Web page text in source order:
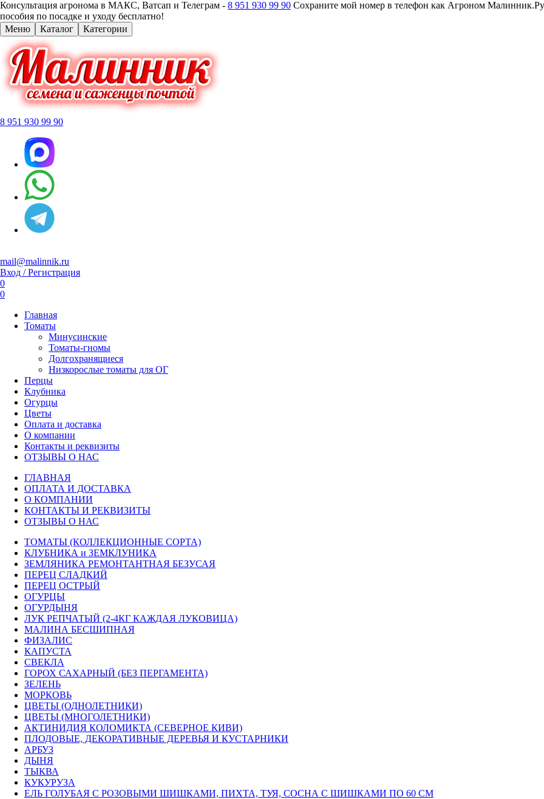
Консультация агронома в МАКС, Ватсап и Телеграм - 8 951 930 99 90 Сохраните мой номер в телефон как Агроном
пособия по посадке и уходу бесплатно!
Меню
Каталог Категории
8 951 930 99 90
mail@malinnik.ru
Вход / Регистрация
0
0
Главная
Томаты
Минусинские
Томаты-гномы
Долгохранящиеся
Низкорослые томаты для ОГ
Перцы
Клубника
Огурцы
Цветы
Оплата и доставка
О компании
Контакты и реквизиты
ОТЗЫВЫ О НАС
ГЛАВНАЯ
ОПЛАТА И ДОСТАВКА
О КОМПАНИИ
КОНТАКТЫ И РЕКВИЗИТЫ
ОТЗЫВЫ О НАС
ТОМАТЫ (КОЛЛЕКЦИОННЫЕ СОРТА)
КЛУБНИКА и ЗЕМКЛУНИКА
ЗЕМЛЯНИКА РЕМОНТАНТНАЯ БЕЗУСАЯ
ПЕРЕЦ СЛАДКИЙ
ПЕРЕЦ ОСТРЫЙ
ОГУРЦЫ
ОГУРДЫНЯ
ЛУК РЕПЧАТЫЙ (2-4КГ КАЖДАЯ ЛУКОВИЦА)
МАЛИНА БЕСШИПНАЯ
ФИЗАЛИС
КАПУСТА
СВЕКЛА
ГОРОХ САХАРНЫЙ (БЕЗ ПЕРГАМЕНТА)
ЗЕЛЕНЬ
МОРКОВЬ
ЦВЕТЫ (ОДНОЛЕТНИКИ)
ЦВЕТЫ (МНОГОЛЕТНИКИ)
АКТИНИДИЯ КОЛОМИКТА (СЕВЕРНОЕ КИВИ)
ПЛОДОВЫЕ, ДЕКОРАТИВНЫЕ ДЕРЕВЬЯ И КУСТАРНИКИ
АРБУЗ
ДЫНЯ
ТЫКВА
КУКУРУЗА
ЕЛЬ ГОЛУБАЯ С РОЗОВЫМИ ШИШКАМИ, ПИХТА, ТУЯ, СОСНА С ШИШКАМИ ПО 60 СМ